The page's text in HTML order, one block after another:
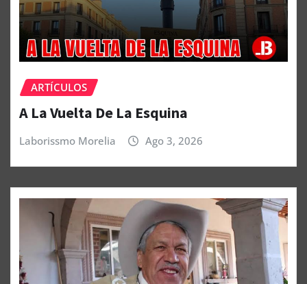
ARTÍCULOS
A La Vuelta De La Esquina
Laborissmo Morelia Ago 3, 2026